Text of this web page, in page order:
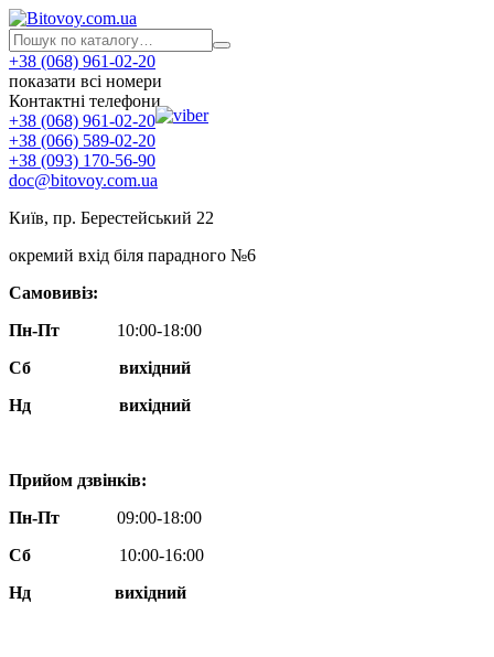
+38 (068) 961-02-20
показати всі номери
Контактні телефони
+38 (068) 961-02-20
+38 (066) 589-02-20
+38 (093) 170-56-90
doc@bitovoy.com.ua
Київ, пр. Берестейський 22
окремий вхід біля парадного №6
Самовивіз:
Пн-Пт
10:00-18:00
Сб
вихідний
Нд
вихідний
Прийом дзвінків:
Пн-Пт
09:00-18:00
Сб
10:00-16:00
Нд вихідний